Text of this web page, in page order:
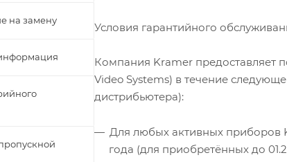
Условия гарантийного
Компания Kramer предоставляет
Video Systems) в течение
дистрибьютера):
Для любых активных приборов
года (для приобретённых до
на замену